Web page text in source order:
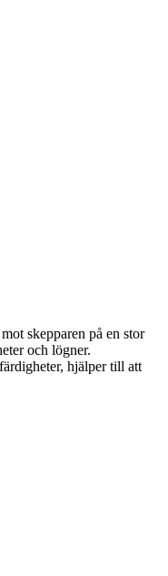
skepparen på en stor
och lögner.
hjälper till att